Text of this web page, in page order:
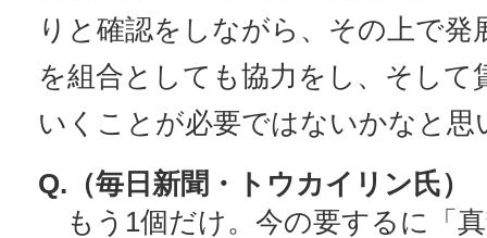
りと確認をしながら、その上で発
を組合としても協力をし、そして
いくことが必要ではないかなと思
Q.（毎日新聞・トウカイリン氏）
もう1個だけ。今の要するに「